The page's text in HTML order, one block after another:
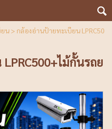
น> กล้องอ่านป้ายทะเบียน LPRC50
ไม้กั้นรถย